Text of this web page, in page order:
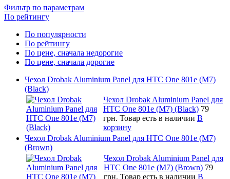
Фильтр по параметрам
По рейтингу
По популярности
По рейтингу
По цене, сначала недорогие
По цене, сначала дорогие
Чехол Drobak Aluminium Panel для HTC One 801e (M7)
(Black)
Чехол Drobak Aluminium Panel для
HTC One 801e (M7) (Black) 79
грн. Товар есть в наличии В
корзину
Чехол Drobak Aluminium Panel для HTC One 801e (M7)
(Brown)
Чехол Drobak Aluminium Panel для
HTC One 801e (M7) (Brown) 79
грн. Товар есть в наличии В